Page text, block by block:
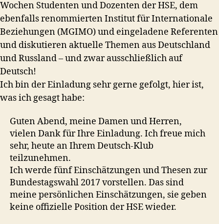
Wochen Studenten und Dozenten der HSE, dem
ebenfalls renommierten Institut für Internationale
Beziehungen (MGIMO) und eingeladene Referenten
und diskutieren aktuelle Themen aus Deutschland
und Russland – und zwar ausschließlich auf
Deutsch!
Ich bin der Einladung sehr gerne gefolgt, hier ist,
was ich gesagt habe:
Guten Abend, meine Damen und Herren,
vielen Dank für Ihre Einladung. Ich freue mich
sehr, heute an Ihrem Deutsch-Klub
teilzunehmen.
Ich werde fünf Einschätzungen und Thesen zur
Bundestagswahl 2017 vorstellen. Das sind
meine persönlichen Einschätzungen, sie geben
keine offizielle Position der HSE wieder.